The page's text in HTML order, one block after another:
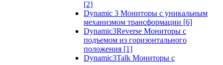
[2]
Dynamic 3 Мониторы с уникальным
механизмом трансформации [6]
Dynamic3Reverse Мониторы с
подъемом из горизонтального
положения [1]
Dynamic3Talk Мониторы с